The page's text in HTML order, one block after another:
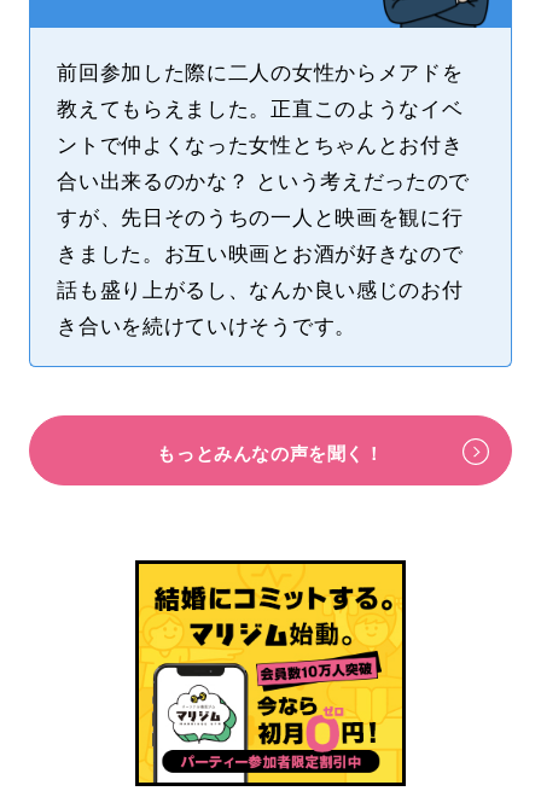
前回参加した際に二人の女性からメアドを
教えてもらえました。正直このようなイベ
ントで仲よくなった女性とちゃんとお付き
合い出来るのかな？ という考えだったので
すが、先日そのうちの一人と映画を観に行
きました。お互い映画とお酒が好きなので
話も盛り上がるし、なんか良い感じのお付
き合いを続けていけそうです。
もっとみんなの声を聞く！